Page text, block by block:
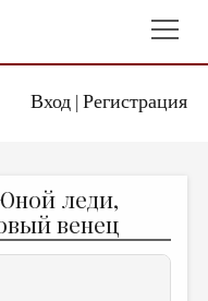
Вход| Регистрация
леди,
венец